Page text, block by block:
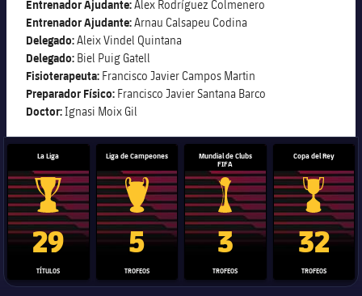
plusicon
más
Instalaciones
Spotify Camp Nou
Palau Blaugrana
Estadi Johan Cruyff
Barça Cafe
plusicon
más
Entrenador Ajudante:Alex Rodríguez Colmenero
Entrenador Ajudante:Arnau Calsapeu Codina
Delegado:Aleix Vindel Quintana
Delegado: Biel Puig Gatell
Fisioterapeuta: Francisco Javier Campos Martin
Preparador Físico: Francisco Javier Santana Barco
Doctor:Ignasi Moix Gil
La Liga
Trofeo de La Liga
29
TÍTULOS
Liga de Campeones
Trofeo de la Liga de Campeones
5
TROFEOS
Mundial de Clubs
FIFA
Trofeo del Mundial de
3
TROFEOS
Copa del Rey
Copa del
32
TROFEOS